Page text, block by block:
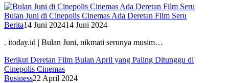
Bulan Juni di Cinepolis Cinemas Ada Deretan Film Seru
Berita14 Juni 202414 Juni 2024
. itoday.id | Bulan Juni, nikmati serunya musim…
Berikut Deretan Film Bulan April yang Paling Ditunggu di
Cinepolis Cinemas
Business22 April 2024